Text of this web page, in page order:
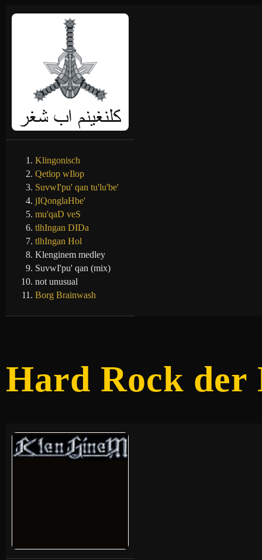
Klingonisch
Qetlop wIlop
SuvwI'pu' qan tu'lu'be'
jIQonglaHbe'
mu'qaD veS
tlhIngan DIDa
tlhIngan Hol
Klenginem medley
SuvwI'pu' qan (mix)
not unusual
Borg Brainwash
Hard Rock der